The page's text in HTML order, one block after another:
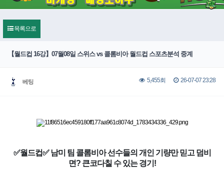
목록으로
【월드컵 16강】07월08일 스위스 vs 콜롬비아 월드컵 스포츠분석 중계
베팅 5,455회 26-07-07 23:28
✅월드컵✅ 남미 팀 콜롬비아 선수들의 개인 기량만 믿고 덤비
면? 큰코다칠 수 있는 경기!